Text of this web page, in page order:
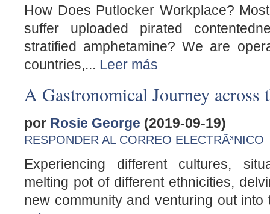
How Does Putlocker Workplace?
suffer uploaded pirated
stratified amphetamine? We are
countries,... Leer más
A Gastronomical Journey across
por Rosie George (2019-09-19)
RESPONDER AL CORREO ELECTRÃ³NICO
Experiencing different cultures,
melting pot of different ethnicities,
new community and venturing out